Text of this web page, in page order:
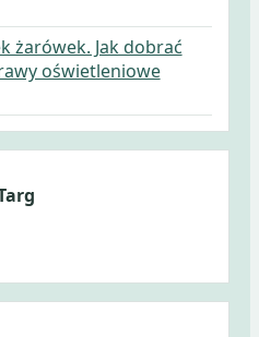
żarówek. Jak dobrać
oświetleniowe